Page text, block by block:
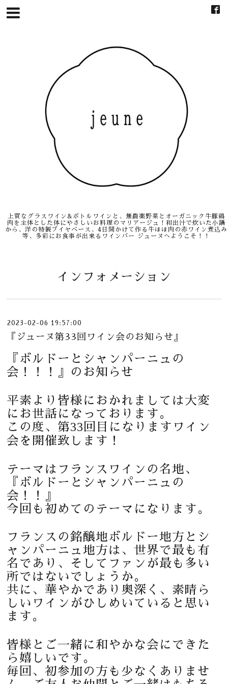
上質なグラスワイン&ボトルワインと、無農薬野菜とオーガニック牛豚鶏
肉を主体とした体にやさしいお料理のマリアージュ！和出汁で炊いた小鍋
から、洋の特製ブイヤベース、4日間かけて作る牛ほほ肉の赤ワイン煮込み
等、多彩にお食事が出来るワインバー ジューヌへようこそ！！
インフォメーション
2023-02-06 19:57:00
『ジューヌ第33回ワイン会のお知らせ』
『ボルドーとシャンパーニュの
会！！！』のお知らせ
平素より皆様におかれましては大変
にお世話になっております。
この度、第33 回目になりますワイン
会を開催致します！
テーマはフランスワインの名地、
『ボルドーとシャンパーニュの
会！！』
今回も初めてのテーマになります。
フランスの銘醸地ボルドー地方とシ
ャンパーニュ地方は、世界で最も有
名であり、そしてファンが最も多い
所ではないでしょうか。
共に、華やかであり奥深く、素晴ら
しいワインがひしめいていると思い
ます。
皆様とご一緒に和やかな会にできた
ら嬉しいです。
毎回、初参加の方も少なくありませ